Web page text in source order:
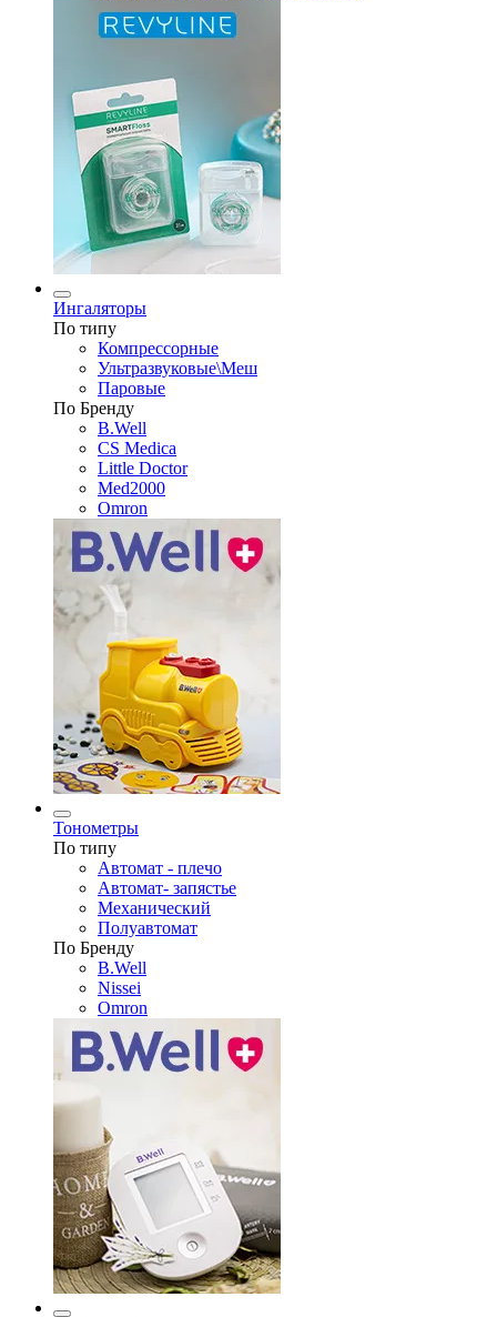
Ингаляторы
По типу
Компрессорные
Ультразвуковые\Меш
Паровые
По Бренду
B.Well
CS Medica
Little Doctor
Med2000
Omron
Тонометры
По типу
Автомат - плечо
Автомат- запястье
Механический
Полуавтомат
По Бренду
B.Well
Nissei
Omron